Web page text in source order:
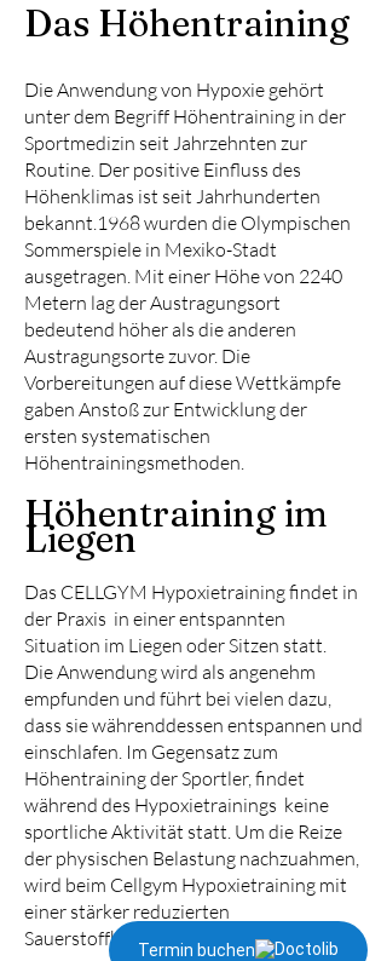
Termin buchen
Das Höhentraining
Die Anwendung von Hypoxie gehört
unter dem Begriff Höhentraining in der
Sportmedizin seit Jahrzehnten zur
Routine. Der positive Einfluss des
Höhenklimas ist seit Jahrhunderten
bekannt.1968 wurden die Olympischen
Sommerspiele in Mexiko-Stadt
ausgetragen. Mit einer Höhe von 2240
Metern lag der Austragungsort
bedeutend höher als die anderen
Austragungsorte zuvor. Die
Vorbereitungen auf diese Wettkämpfe
gaben Anstoß zur Entwicklung der
ersten systematischen
Höhentrainingsmethoden.
Höhentraining im
Liegen
Das CELLGYM Hypoxietraining findet in
der Praxis in einer entspannten
Situation im Liegen oder Sitzen statt.
Die Anwendung wird als angenehm
empfunden und führt bei vielen dazu,
dass sie währenddessen entspannen und
einschlafen. Im Gegensatz zum
Höhentraining der Sportler, findet
während des Hypoxietrainings keine
sportliche Aktivität statt. Um die Reize
der physischen Belastung nachzuahmen,
wird beim Cellgym Hypoxietraining mit
einer stärker reduzierten
Sauerstoffkonzentration gearbeitet.